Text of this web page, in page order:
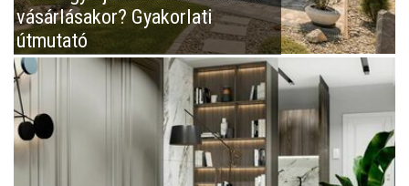
vásárlásakor? Gyakorlati
útmutató